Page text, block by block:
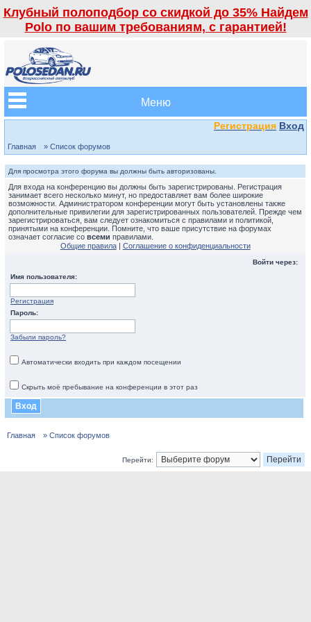
Клубный полоподбор со скидкой до 35% Найдем
Polo по вашим требованиям, с гарантией!
Меню
Регистрация Вход
Главная » Список форумов
Для просмотра этого форума вы должны быть авторизованы.
Для входа на конференцию вы должны быть зарегистрированы. Регистрация
занимает всего несколько минут, но предоставляет вам более широкие
возможности. Администратором конференции могут быть установлены также
дополнительные привилегии для зарегистрированных пользователей. Прежде чем
зарегистрироваться, вам следует ознакомиться с правилами и политикой,
принятыми на конференции. Помните, что ваше присутствие на форумах
означает согласие со всеми правилами.
Общие правила| Соглашение о конфиденциальности
Войти через:
Имя пользователя:
Регистрация
Пароль:
Забыли пароль?
Автоматически входить при каждом посещении
Скрыть моё пребывание на конференции в этот раз
Главная » Список форумов
Перейти: